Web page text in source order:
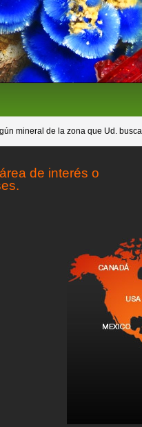
mineral de la zona que Ud. busca.
de interés o